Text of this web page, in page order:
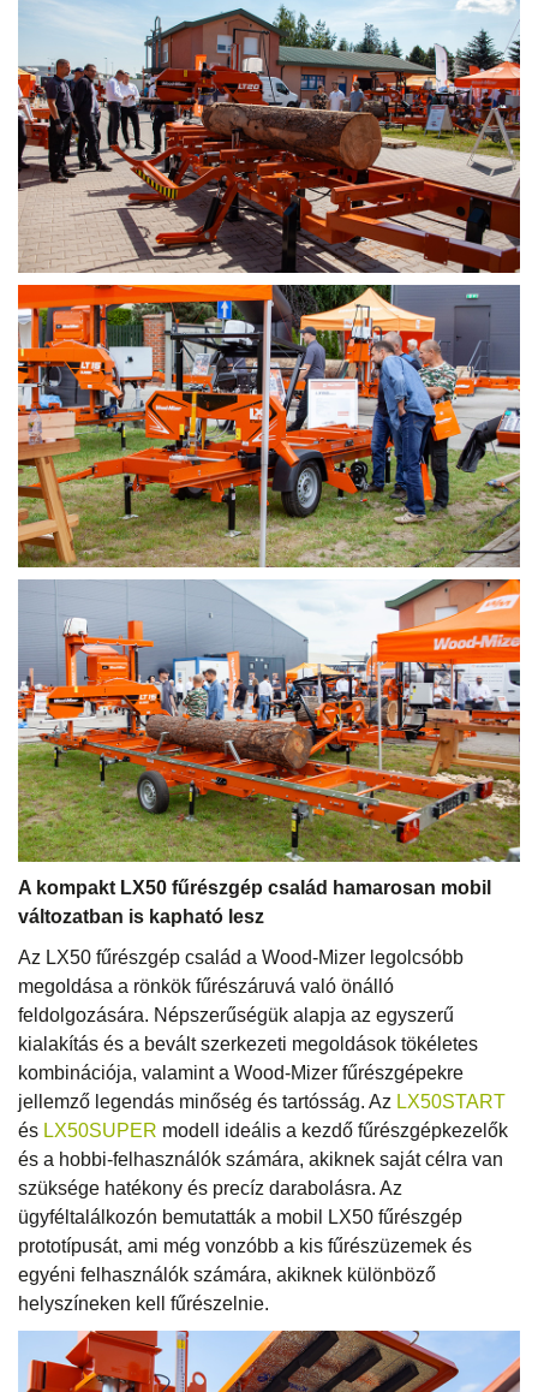
A kompakt LX50 fűrészgép család hamarosan mobil
változatban is kapható lesz
Az LX50 fűrészgép család a Wood-Mizer legolcsóbb
megoldása a rönkök fűrészáruvá való önálló
feldolgozására. Népszerűségük alapja az egyszerű
kialakítás és a bevált szerkezeti megoldások tökéletes
kombinációja, valamint a Wood-Mizer fűrészgépekre
jellemző legendás minőség és tartósság. Az LX50START
és LX50SUPER modell ideális a kezdő fűrészgépkezelők
és a hobbi-felhasználók számára, akiknek saját célra van
szüksége hatékony és precíz darabolásra. Az
ügyféltalálkozón bemutatták a mobil LX50 fűrészgép
prototípusát, ami még vonzóbb a kis fűrészüzemek és
egyéni felhasználók számára, akiknek különböző
helyszíneken kell fűrészelnie.